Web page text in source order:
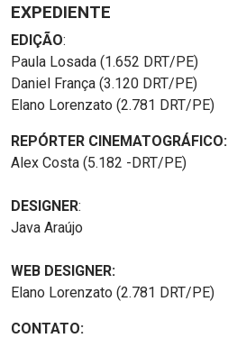
EXPEDIENTE
EDIÇÃO:
Paula Losada (1.652 DRT/PE)
Daniel França (3.120 DRT/PE)
Elano Lorenzato (2.781 DRT/PE)
REPÓRTER CINEMATOGRÁFICO:
Alex Costa (5.182 -DRT/PE)
DESIGNER:
Java Araújo
WEB DESIGNER:
Elano Lorenzato (2.781 DRT/PE)
CONTATO: